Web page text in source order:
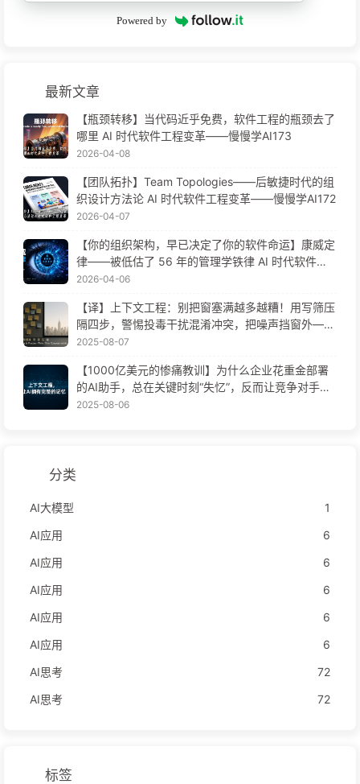
Powered by
最新文章
【瓶颈转移】当代码近乎免费，软件工程的瓶颈去了
哪里 AI 时代软件工程变革——慢慢学AI173
2026-04-08
【团队拓扑】Team Topologies——后敏捷时代的组
织设计方法论 AI 时代软件工程变革——慢慢学AI172
2026-04-07
【你的组织架构，早已决定了你的软件命运】康威定
律——被低估了 56 年的管理学铁律 AI 时代软件工
程变革——慢慢学AI171
2026-04-06
【译】上下文工程：别把窗塞满越多越糟！用写筛压
隔四步，警惕投毒干扰混淆冲突，把噪声挡窗外——
慢慢学AI170
2025-08-07
【1000亿美元的惨痛教训】为什么企业花重金部署
的AI助手，总在关键时刻“失忆”，反而让竞争对手实
现90%性能提升？——慢慢学AI169
2025-08-06
分类
AI大模型
1
AI应用
6
AI应用
6
AI应用
6
AI应用
6
AI应用
6
AI思考
72
AI思考
72
标签